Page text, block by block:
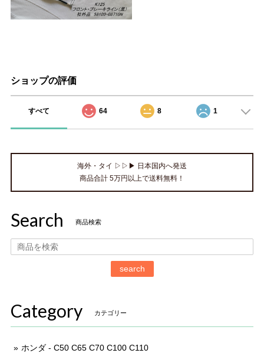
ショップの評価
すべて 64 8 1
海外・タイ ▷▷▶ 日本国内へ発送
商品合計 5万円以上で送料無料！
Search 商品検索
search
Category カテゴリー
ホンダ - C50 C65 C70 C100 C110